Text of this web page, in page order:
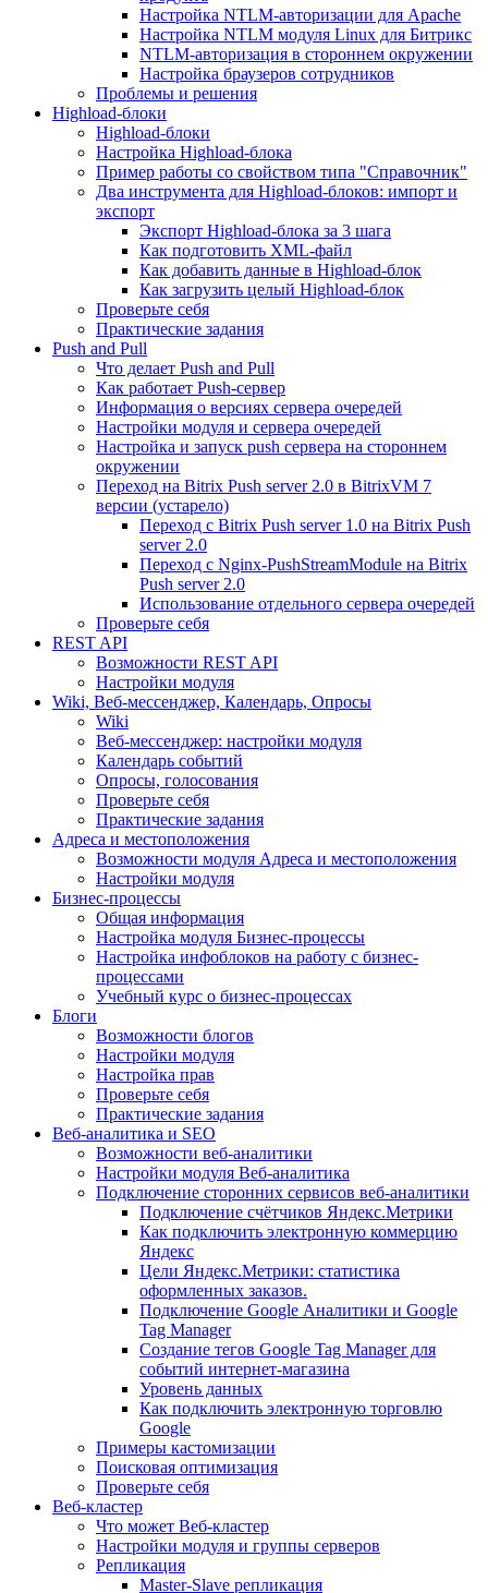
Настройка NTLM-авторизации для Apache
Настройка NTLM модуля Linux для Битрикс
NTLM-авторизация в стороннем окружении
Настройка браузеров сотрудников
Проблемы и решения
Highload-блоки
Highload-блоки
Настройка Highload-блока
Пример работы со свойством типа "Справочник"
Два инструмента для Highload-блоков: импорт и
экспорт
Экспорт Highload-блока за 3 шага
Как подготовить XML-файл
Как добавить данные в Highload-блок
Как загрузить целый Highload-блок
Проверьте себя
Практические задания
Push and Pull
Что делает Push and Pull
Как работает Push-сервер
Информация о версиях сервера очередей
Настройки модуля и сервера очередей
Настройка и запуск push сервера на стороннем
окружении
Переход на Bitrix Push server 2.0 в BitrixVM 7
версии (устарело)
Переход с Bitrix Push server 1.0 на Bitrix Push
server 2.0
Переход с Nginx-PushStreamModule на Bitrix
Push server 2.0
Использование отдельного сервера очередей
Проверьте себя
REST API
Возможности REST API
Настройки модуля
Wiki, Веб-мессенджер, Календарь, Опросы
Wiki
Веб-мессенджер: настройки модуля
Календарь событий
Опросы, голосования
Проверьте себя
Практические задания
Адреса и местоположения
Возможности модуля Адреса и местоположения
Настройки модуля
Бизнес-процессы
Общая информация
Настройка модуля Бизнес-процессы
Настройка инфоблоков на работу с бизнес-
процессами
Учебный курс о бизнес-процессах
Блоги
Возможности блогов
Настройки модуля
Настройка прав
Проверьте себя
Практические задания
Веб-аналитика и SEO
Возможности веб-аналитики
Настройки модуля Веб-аналитика
Подключение сторонних сервисов веб-аналитики
Подключение счётчиков Яндекс.Метрики
Как подключить электронную коммерцию
Яндекс
Цели Яндекс.Метрики: статистика
оформленных заказов.
Подключение Google Аналитики и Google
Tag Manager
Создание тегов Google Tag Manager для
событий интернет-магазина
Уровень данных
Как подключить электронную торговлю
Google
Примеры кастомизации
Поисковая оптимизация
Проверьте себя
Веб-кластер
Что может Веб-кластер
Настройки модуля и группы серверов
Репликация
Master-Slave репликация